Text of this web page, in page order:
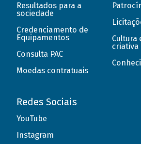
Resultados para a
sociedade
Credenciamento de
Equipamentos
Consulta PAC
Moedas contratuais
Cultura
criativa
Redes Sociais
YouTube
Instagram